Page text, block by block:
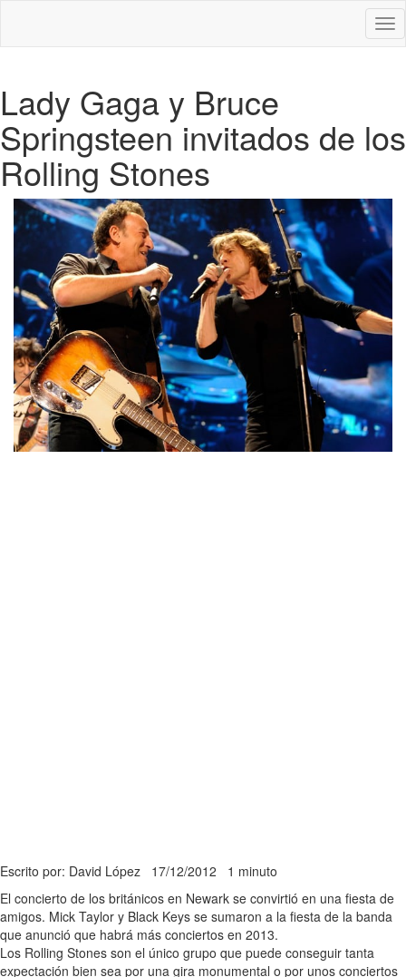
Lady Gaga y Bruce
Springsteen invitados de los
Rolling Stones
Escrito por: David López 17/12/2012 1 minuto
El concierto de los británicos en Newark se convirtió en una fiesta de
amigos. Mick Taylor y Black Keys se sumaron a la fiesta de la banda
que anunció que habrá más conciertos en 2013.
Los Rolling Stones son el único grupo que puede conseguir tanta
expectación bien sea por una gira monumental o por unos conciertos